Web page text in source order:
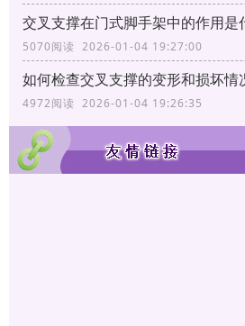
交叉支撑在门式脚手架中的作用是
5070阅读 2026-01-04 19:27:00
如何检查交叉支撑的变形和损坏情
4972阅读 2026-01-04 19:26:35